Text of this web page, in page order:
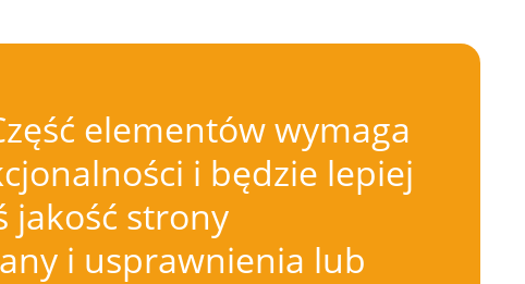
elementów wymaga
i będzie lepiej
jakość strony
i usprawnienia lub